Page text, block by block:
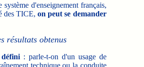
d'enseignement français,
des TICE,on peut se demander
résultats obtenus
: parle-t-on d'un usage de
technique ou la conduite